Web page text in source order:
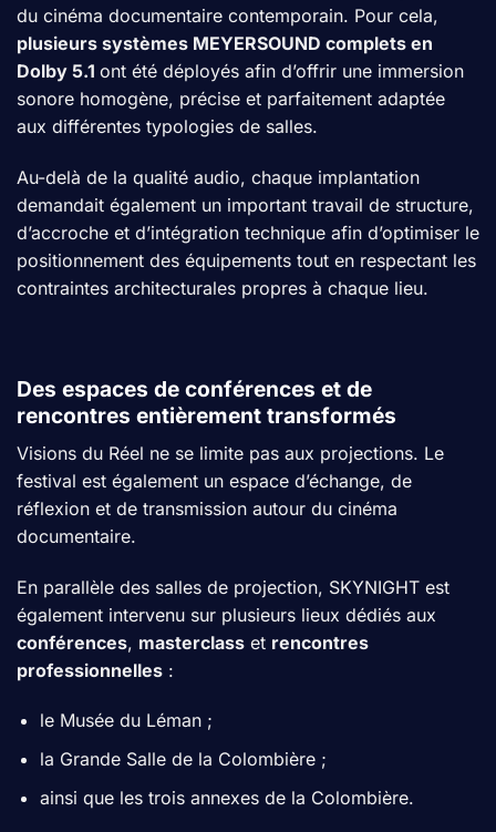
du cinéma documentaire contemporain. Pour cela,
plusieurs systèmes MEYERSOUND complets en
Dolby 5.1 ont été déployés afin d’offrir une immersion
sonore homogène, précise et parfaitement adaptée
aux différentes typologies de salles.
Au-delà de la qualité audio, chaque implantation
demandait également un important travail de structure,
d’accroche et d’intégration technique afin d’optimiser le
positionnement des équipements tout en respectant les
contraintes architecturales propres à chaque lieu.
Des espaces de conférences et de
rencontres entièrement transformés
Visions du Réel ne se limite pas aux projections. Le
festival est également un espace d’échange, de
réflexion et de transmission autour du cinéma
documentaire.
En parallèle des salles de projection, SKYNIGHT est
également intervenu sur plusieurs lieux dédiés aux
conférences, masterclass et rencontres
professionnelles :
le Musée du Léman ;
la Grande Salle de la Colombière ;
ainsi que les trois annexes de la Colombière.